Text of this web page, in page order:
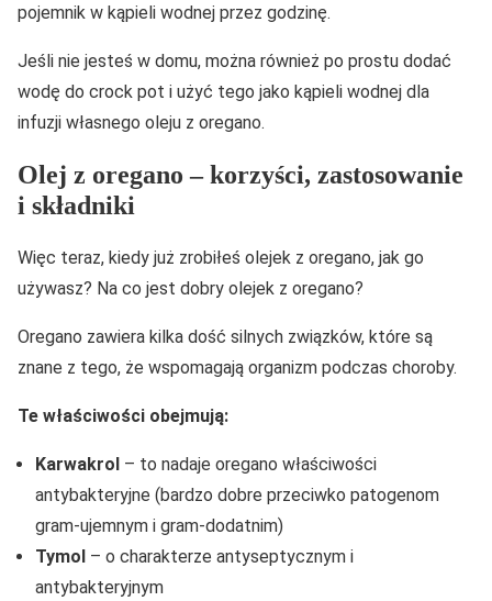
pojemnik w kąpieli wodnej przez godzinę.
Jeśli nie jesteś w domu, można również po prostu dodać
wodę do crock pot i użyć tego jako kąpieli wodnej dla
infuzji własnego oleju z oregano.
Olej z oregano – korzyści, zastosowanie
i składniki
Więc teraz, kiedy już zrobiłeś olejek z oregano, jak go
używasz? Na co jest dobry olejek z oregano?
Oregano zawiera kilka dość silnych związków, które są
znane z tego, że wspomagają organizm podczas choroby.
Te właściwości obejmują:
Karwakrol – to nadaje oregano właściwości
antybakteryjne (bardzo dobre przeciwko patogenom
gram-ujemnym i gram-dodatnim)
Tymol – o charakterze antyseptycznym i
antybakteryjnym